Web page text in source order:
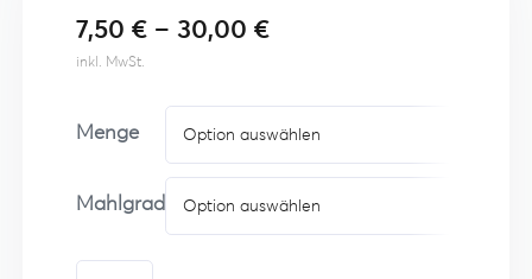
7,50€ –30,00€
inkl. MwSt.
Menge
Mahlgrad